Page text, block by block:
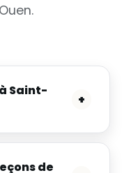
Saint-
+
de